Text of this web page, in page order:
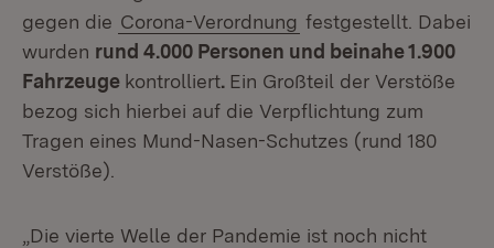
gegen die Corona-Verordnung festgestellt. Dabei
wurden rund 4.000 Personen und beinahe 1.900
Fahrzeuge kontrolliert. Ein Großteil der Verstöße
bezog sich hierbei auf die Verpflichtung zum
Tragen eines Mund-Nasen-Schutzes (rund 180
Verstöße).
„Die vierte Welle der Pandemie ist noch nicht